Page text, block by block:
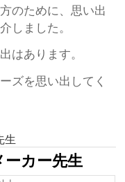
のために、思い出
しました。
はあります。
ズを思い出してく
生
ーカー先生